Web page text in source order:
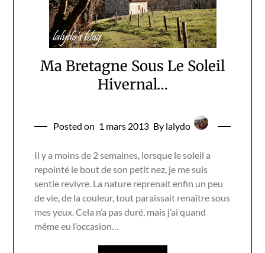
Ma Bretagne Sous Le Soleil
Hivernal…
Posted on 1 mars 2013 By lalydo
Il y a moins de 2 semaines, lorsque le soleil a
repointé le bout de son petit nez, je me suis
sentie revivre. La nature reprenait enfin un peu
de vie, de la couleur, tout paraissait renaître sous
mes yeux. Cela n’a pas duré, mais j’ai quand
même eu l’occasion…